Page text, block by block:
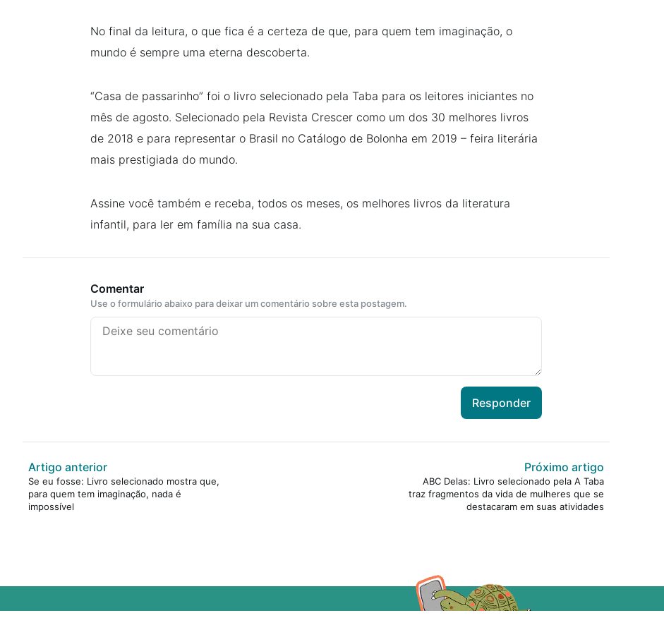
No final da leitura, o que fica é a certeza de que, para quem tem imaginação, o
mundo é sempre uma eterna descoberta.
“Casa de passarinho” foi o livro selecionado pela Taba para os leitores iniciantes no
mês de agosto. Selecionado pela Revista Crescer como um dos 30 melhores livros
de 2018 e para representar o Brasil no Catálogo de Bolonha em 2019 – feira literária
mais prestigiada do mundo.
Assine você também e receba, todos os meses, os melhores livros da literatura
infantil, para ler em família na sua casa.
Comentar
Use o formulário abaixo para deixar um comentário sobre esta postagem.
Responder
Artigo anterior
Se eu fosse: Livro selecionado mostra que,
para quem tem imaginação, nada é
impossível
Próximo artigo
ABC Delas: Livro selecionado pela A Taba
traz fragmentos da vida de mulheres que se
destacaram em suas atividades